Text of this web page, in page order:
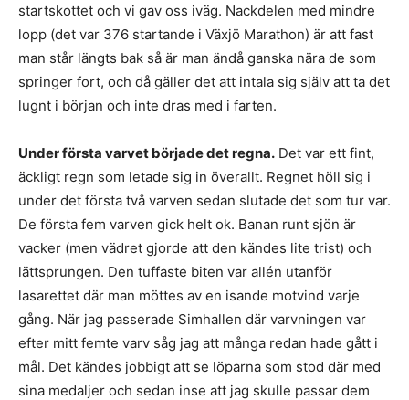
startskottet och vi gav oss iväg. Nackdelen med mindre
lopp (det var 376 startande i Växjö Marathon) är att fast
man står längts bak så är man ändå ganska nära de som
springer fort, och då gäller det att intala sig själv att ta det
lugnt i början och inte dras med i farten.
Under första varvet började det regna. Det var ett fint,
äckligt regn som letade sig in överallt. Regnet höll sig i
under det första två varven sedan slutade det som tur var.
De första fem varven gick helt ok. Banan runt sjön är
vacker (men vädret gjorde att den kändes lite trist) och
lättsprungen. Den tuffaste biten var allén utanför
lasarettet där man möttes av en isande motvind varje
gång. När jag passerade Simhallen där varvningen var
efter mitt femte varv såg jag att många redan hade gått i
mål. Det kändes jobbigt att se löparna som stod där med
sina medaljer och sedan inse att jag skulle passar dem